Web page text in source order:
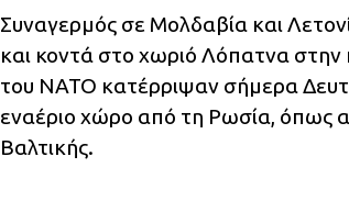
Συναγερμός σε Μολδαβία και
και κοντά στο χωριό Λόπατνα
του ΝΑΤΟ κατέρριψαν σήμερα
εναέριο χώρο από τη Ρωσία, όπως
Βαλτικής.